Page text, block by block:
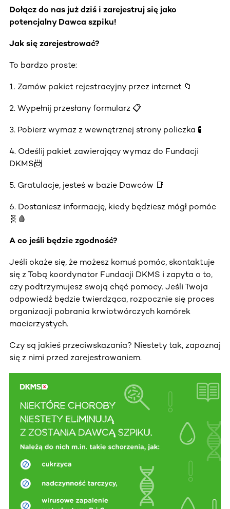
Dołącz do nas już dziś i zarejestruj się jako
potencjalny Dawca szpiku!
Jak się zarejestrować?
To bardzo proste:
1. Zamów pakiet rejestracyjny przez internet 📁
2. Wypełnij przesłany formularz 📋
3. Pobierz wymaz z wewnętrznej strony policzka 🧪
4. Odeślij pakiet zawierający wymaz do Fundacji
DKMS📨
5. Gratulacje, jesteś w bazie Dawców 📑
6. Dostaniesz informację, kiedy będziesz mógł pomóc
🧬🩸
A co jeśli będzie zgodność?
Jeśli okaże się, że możesz komuś pomóc, skontaktuje
się z Tobą koordynator Fundacji DKMS i zapyta o to,
czy podtrzymujesz swoją chęć pomocy. Jeśli Twoja
odpowiedź będzie twierdząca, rozpocznie się proces
organizacji pobrania krwiotwórczych komórek
macierzystych.
Czy są jakieś przeciwskazania? Niestety tak, zapoznaj
się z nimi przed zarejestrowaniem.